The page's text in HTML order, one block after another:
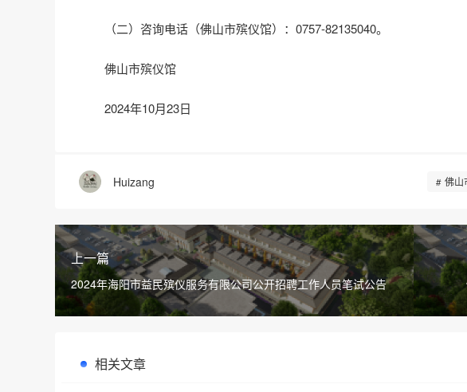
（二）咨询电话（佛山市殡仪馆）：0757-82135040。
佛山市殡仪馆
2024年10月23日
Huizang 佛山
上一篇
2024年海阳市益民殡仪服务有限公司公开招聘工作人员笔试公告
相关文章